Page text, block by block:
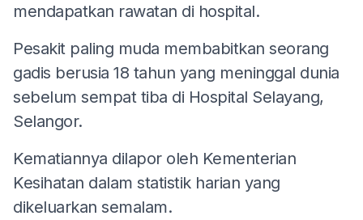
mendapatkan rawatan di hospital.
Pesakit paling muda membabitkan seorang
gadis berusia 18 tahun yang meninggal dunia
sebelum sempat tiba di Hospital Selayang,
Selangor.
Kematiannya dilapor oleh Kementerian
Kesihatan dalam statistik harian yang
dikeluarkan semalam.